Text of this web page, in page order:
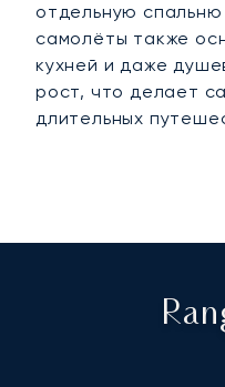
отдельную
самолёты также
кухней и даже
рост, что делает
длительных